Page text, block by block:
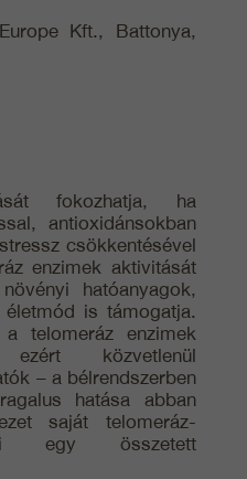
Kft., Battonya,
fokozhatja, ha
antioxidánsokban
csökkentésével
enzimek aktivitását
hatóanyagok,
is támogatja.
telomeráz enzimek
ezért közvetlenül
– a bélrendszerben
hatása abban
saját telomeráz-
egy összetett